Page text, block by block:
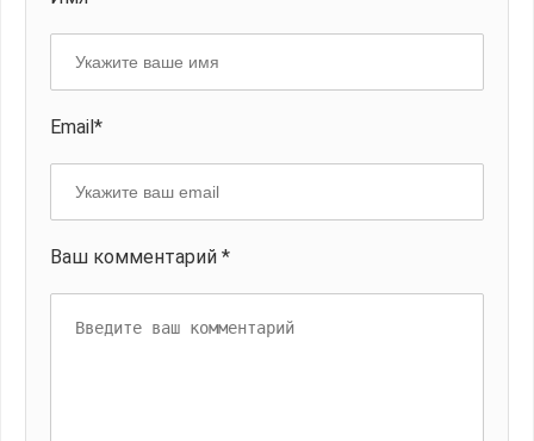
Email*
Ваш комментарий *